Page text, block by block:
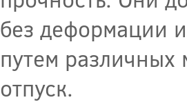
без деформации
путем различных
отпуск.